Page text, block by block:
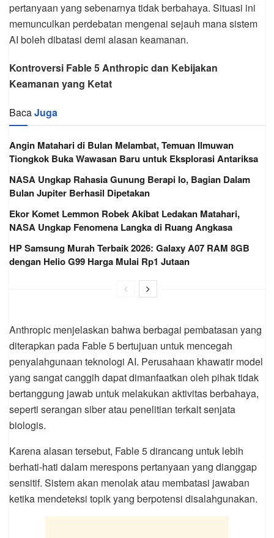
pertanyaan yang sebenarnya tidak berbahaya. Situasi ini
memunculkan perdebatan mengenai sejauh mana sistem
AI boleh dibatasi demi alasan keamanan.
Kontroversi Fable 5 Anthropic dan Kebijakan
Keamanan yang Ketat
BacaJuga
Angin Matahari di Bulan Melambat, Temuan Ilmuwan
Tiongkok Buka Wawasan Baru untuk Eksplorasi Antariksa
NASA Ungkap Rahasia Gunung Berapi Io, Bagian Dalam
Bulan Jupiter Berhasil Dipetakan
Ekor Komet Lemmon Robek Akibat Ledakan Matahari,
NASA Ungkap Fenomena Langka di Ruang Angkasa
HP Samsung Murah Terbaik 2026: Galaxy A07 RAM 8GB
dengan Helio G99 Harga Mulai Rp1 Jutaan
Anthropic menjelaskan bahwa berbagai pembatasan yang
diterapkan pada Fable 5 bertujuan untuk mencegah
penyalahgunaan teknologi AI. Perusahaan khawatir model
yang sangat canggih dapat dimanfaatkan oleh pihak tidak
bertanggung jawab untuk melakukan aktivitas berbahaya,
seperti serangan siber atau penelitian terkait senjata
biologis.
Karena alasan tersebut, Fable 5 dirancang untuk lebih
berhati-hati dalam merespons pertanyaan yang dianggap
sensitif. Sistem akan menolak atau membatasi jawaban
ketika mendeteksi topik yang berpotensi disalahgunakan.